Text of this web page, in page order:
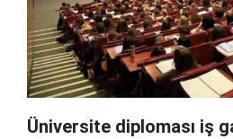
Üniversite diploması iş